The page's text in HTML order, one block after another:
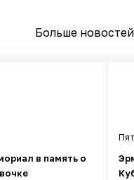
Больше новостей
в память о